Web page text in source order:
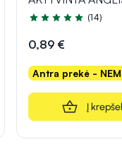
Įvertinimas 5.0 iš 5
(14)
0,89 €
Antra prekė -
Į